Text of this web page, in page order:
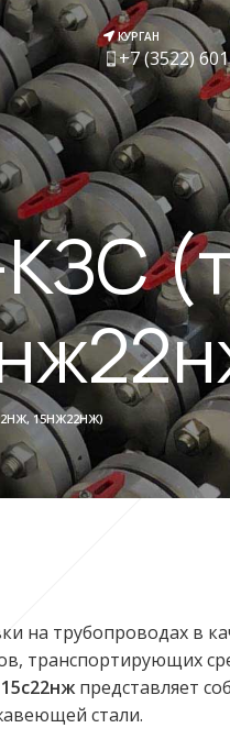
КУРГАН
+7 (3522)
15НЖ22НЖ)
на трубопроводах в
транспортирующих
15с22нжпредставляет
стали.